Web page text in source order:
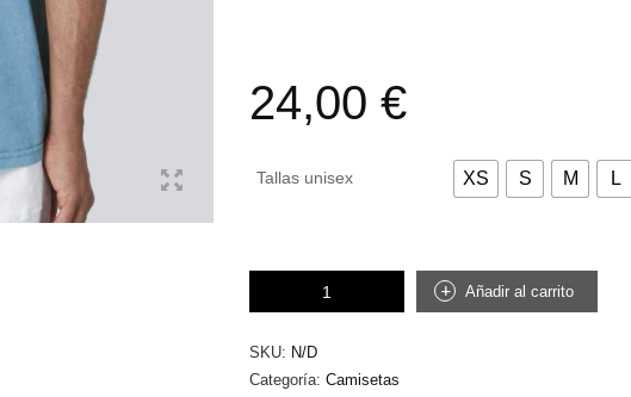
24,00 €
Tallas unisex XS S M L
paraíso
azul
Añadir al carrito
SKU: N/D
Categoría: Camisetas